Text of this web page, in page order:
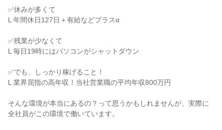
✅休みが多くて
L 年間休日127日＋有給などプラスα
✅残業が少なくて
L 毎日19時にはパソコンがシャットダウン
✅でも、しっかり稼げること！
L 業界屈指の高年収！当社営業職の平均年収800万円
そんな環境が本当にあるの？って思うかもしれませんが、実際に
全社員がこの環境で働いています。